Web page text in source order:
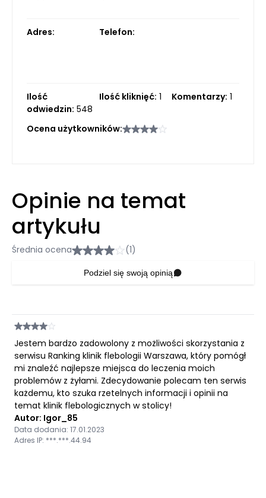
Adres: Telefon:
Ilość
odwiedzin: 548
Ilość kliknięć: 1 Komentarzy: 1
Ocena użytkowników:
Opinie na temat
artykułu
Średnia ocena (1)
Podziel się swoją opinią
Jestem bardzo zadowolony z możliwości skorzystania z
serwisu Ranking klinik flebologii Warszawa, który pomógł
mi znaleźć najlepsze miejsca do leczenia moich
problemów z żyłami. Zdecydowanie polecam ten serwis
każdemu, kto szuka rzetelnych informacji i opinii na
temat klinik flebologicznych w stolicy!
Autor: Igor_85
Data dodania: 17.01.2023
Adres IP: ***.***.44.94